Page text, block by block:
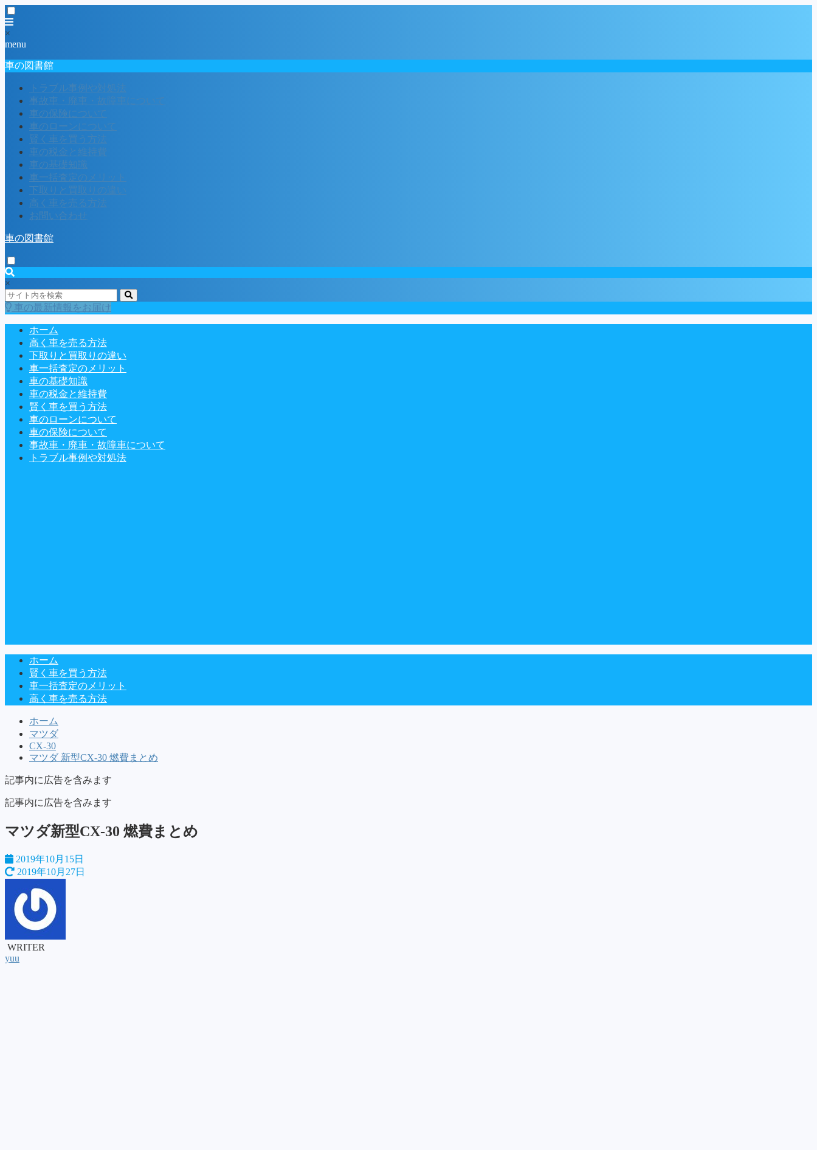
×
menu
車の図書館
トラブル事例や対処法
事故車・廃車・故障車について
車の保険について
車のローンについて
賢く車を買う方法
車の税金と維持費
車の基礎知識
車一括査定のメリット
下取りと買取りの違い
高く車を売る方法
お問い合わせ
車の図書館
×
車の最新情報をお届け
ホーム
高く車を売る方法
下取りと買取りの違い
車一括査定のメリット
車の基礎知識
車の税金と維持費
賢く車を買う方法
車のローンについて
車の保険について
事故車・廃車・故障車について
トラブル事例や対処法
ホーム
賢く車を買う方法
車一括査定のメリット
高く車を売る方法
ホーム
マツダ
CX-30
マツダ 新型CX-30 燃費まとめ
記事内に広告を含みます
記事内に広告を含みます
マツダ新型CX-30 燃費まとめ
2019年10月15日
2019年10月27日
WRITER
yuu